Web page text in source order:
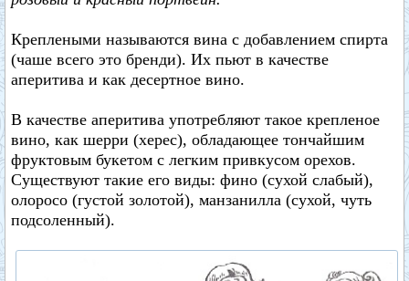
Креплеными называются вина с добавлением спирта
(чаше всего это бренди). Их пьют в качестве
аперитива и как десертное вино.
В качестве аперитива употребляют такое крепленое
вино, как шерри (херес), обладающее тончайшим
фруктовым букетом с легким привкусом орехов.
Существуют такие его виды: фино (сухой слабый),
олоросо (густой золотой), манзанилла (сухой, чуть
подсоленный).